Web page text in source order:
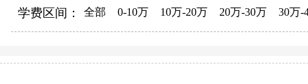
学费区间： 全部 0-10万 10万-20万 20万-30万 30万-